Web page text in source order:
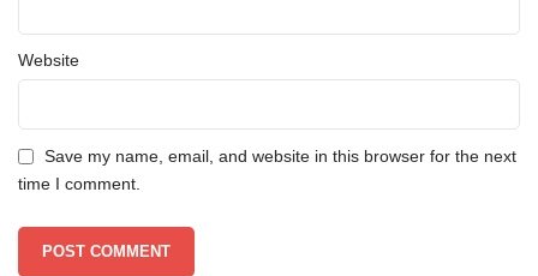
Website
Save my name, email, and website in this browser for the next
time I comment.